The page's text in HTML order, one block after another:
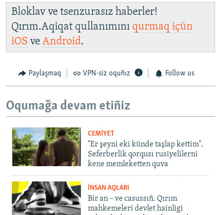
Bloklav ve tsenzurasız haberler!
Qırım.Aqiqat qullanımını qurmaq içün
iOS ve Android.
Paylaşmaq VPN-siz oquñız Follow us
Oqumağa devam etiñiz
CEMİYET
"Er şeyni eki künde taşlap kettim".
Seferberlik qorqusı rusiyelilerni
kene memleketten quva
İNSAN AQLARI
Bir an – ve casussıñ. Qırım
mahkemeleri devlet hainligi